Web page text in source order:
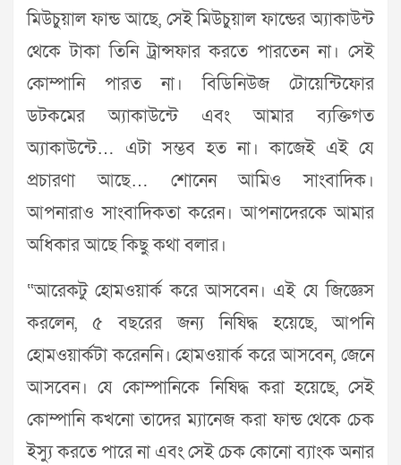
মিউচুয়াল ফান্ড আছে, সেই মিউচুয়াল ফান্ডের অ্যাকাউন্ট
থেকে টাকা তিনি ট্রান্সফার করতে পারতেন না। সেই
কোম্পানি পারত না। বিডিনিউজ টোয়েন্টিফোর
ডটকমের অ্যাকাউন্টে এবং আমার ব্যক্তিগত
অ্যাকাউন্টে… এটা সম্ভব হত না। কাজেই এই যে
প্রচারণা আছে… শোনেন আমিও সাংবাদিক।
আপনারাও সাংবাদিকতা করেন। আপনাদেরকে আমার
অধিকার আছে কিছু কথা বলার।
“আরেকটু হোমওয়ার্ক করে আসবেন। এই যে জিজ্ঞেস
করলেন, ৫ বছরের জন্য নিষিদ্ধ হয়েছে, আপনি
হোমওয়ার্কটা করেননি। হোমওয়ার্ক করে আসবেন, জেনে
আসবেন। যে কোম্পানিকে নিষিদ্ধ করা হয়েছে, সেই
কোম্পানি কখনো তাদের ম্যানেজ করা ফান্ড থেকে চেক
ইস্যু করতে পারে না এবং সেই চেক কোনো ব্যাংক অনার